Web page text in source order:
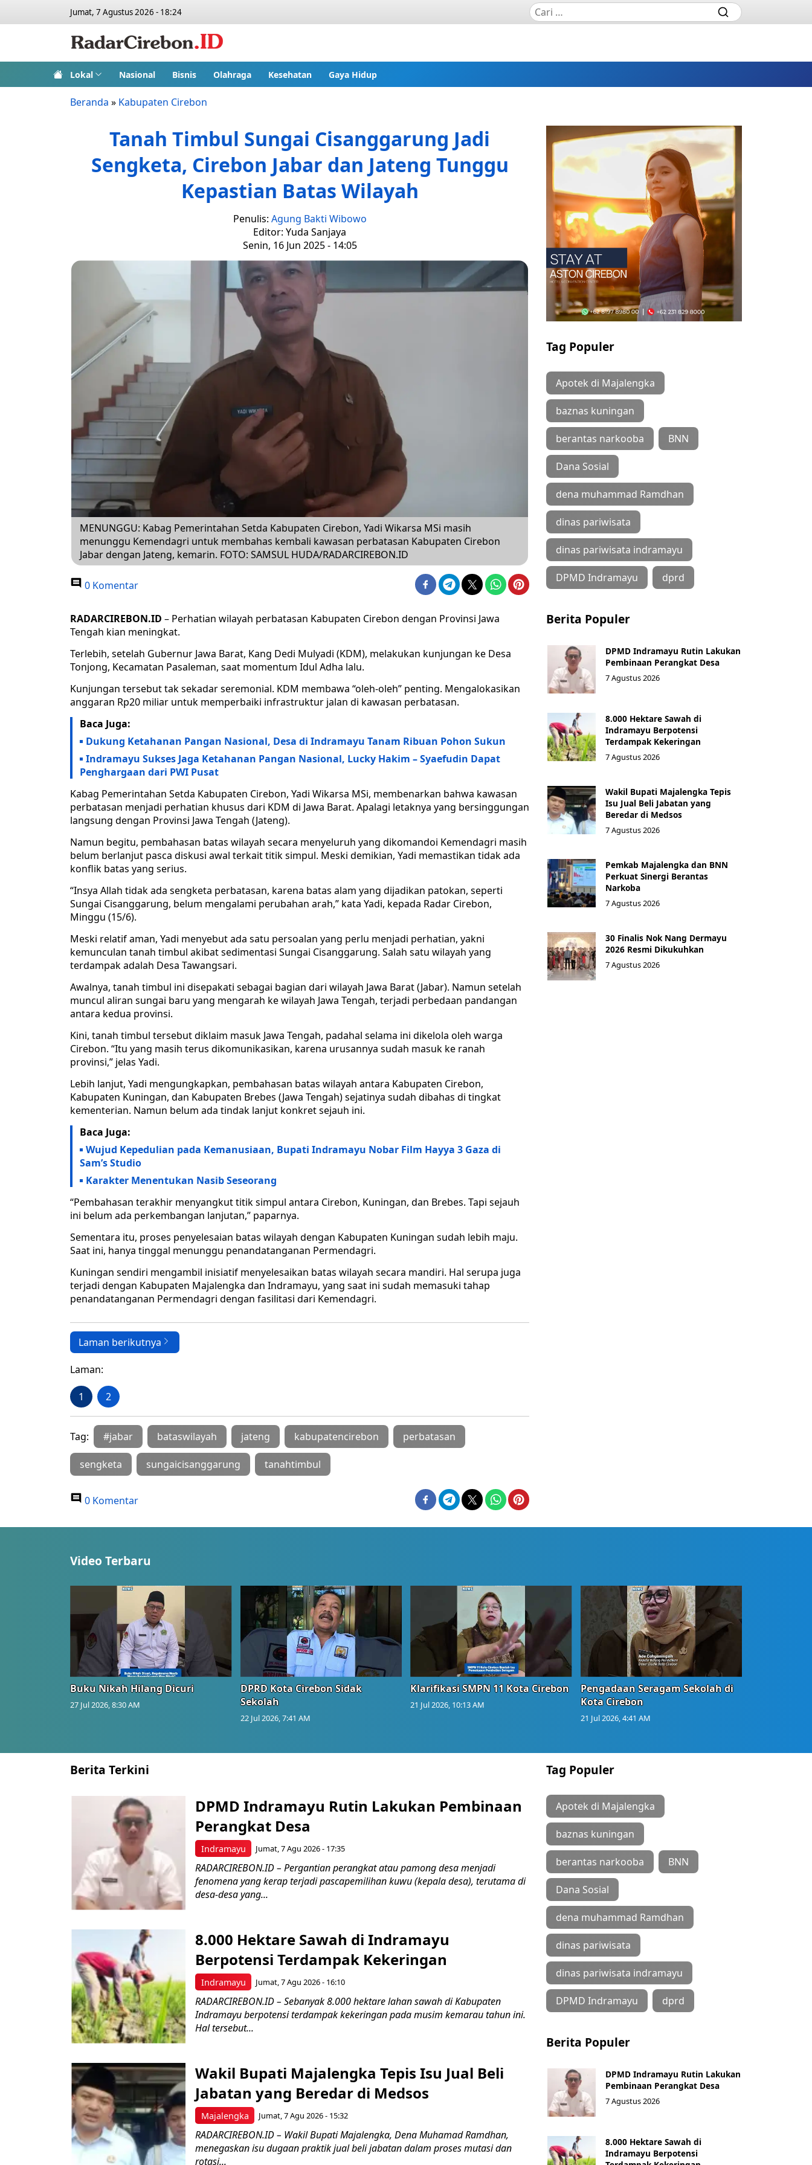
Jumat, 7 Agustus 2026 - 18:24
Lokal Nasional Bisnis Olahraga Kesehatan Gaya Hidup
Beranda » Kabupaten Cirebon
Tanah Timbul Sungai Cisanggarung Jadi
Sengketa, Cirebon Jabar dan Jateng Tunggu
Kepastian Batas Wilayah
Penulis: Agung Bakti Wibowo
Editor: Yuda Sanjaya
Senin, 16 Jun 2025 - 14:05
MENUNGGU: Kabag Pemerintahan Setda Kabupaten Cirebon, Yadi Wikarsa MSi masih
menunggu Kemendagri untuk membahas kembali kawasan perbatasan Kabupaten Cirebon
Jabar dengan Jateng, kemarin. FOTO: SAMSUL HUDA/RADARCIREBON.ID
0 Komentar
RADARCIREBON.ID – Perhatian wilayah perbatasan Kabupaten Cirebon dengan Provinsi Jawa
Tengah kian meningkat.
Terlebih, setelah Gubernur Jawa Barat, Kang Dedi Mulyadi (KDM), melakukan kunjungan ke Desa
Tonjong, Kecamatan Pasaleman, saat momentum Idul Adha lalu.
Kunjungan tersebut tak sekadar seremonial. KDM membawa “oleh-oleh” penting. Mengalokasikan
anggaran Rp20 miliar untuk memperbaiki infrastruktur jalan di kawasan perbatasan.
Baca Juga:
Dukung Ketahanan Pangan Nasional, Desa di Indramayu Tanam Ribuan Pohon Sukun
Indramayu Sukses Jaga Ketahanan Pangan Nasional, Lucky Hakim – Syaefudin Dapat
Penghargaan dari PWI Pusat
Kabag Pemerintahan Setda Kabupaten Cirebon, Yadi Wikarsa MSi, membenarkan bahwa kawasan
perbatasan menjadi perhatian khusus dari KDM di Jawa Barat. Apalagi letaknya yang bersinggungan
langsung dengan Provinsi Jawa Tengah (Jateng).
Namun begitu, pembahasan batas wilayah secara menyeluruh yang dikomandoi Kemendagri masih
belum berlanjut pasca diskusi awal terkait titik simpul. Meski demikian, Yadi memastikan tidak ada
konflik batas yang serius.
“Insya Allah tidak ada sengketa perbatasan, karena batas alam yang dijadikan patokan, seperti
Sungai Cisanggarung, belum mengalami perubahan arah,” kata Yadi, kepada Radar Cirebon,
Minggu (15/6).
Meski relatif aman, Yadi menyebut ada satu persoalan yang perlu menjadi perhatian, yakni
kemunculan tanah timbul akibat sedimentasi Sungai Cisanggarung. Salah satu wilayah yang
terdampak adalah Desa Tawangsari.
Awalnya, tanah timbul ini disepakati sebagai bagian dari wilayah Jawa Barat (Jabar). Namun setelah
muncul aliran sungai baru yang mengarah ke wilayah Jawa Tengah, terjadi perbedaan pandangan
antara kedua provinsi.
Kini, tanah timbul tersebut diklaim masuk Jawa Tengah, padahal selama ini dikelola oleh warga
Cirebon. “Itu yang masih terus dikomunikasikan, karena urusannya sudah masuk ke ranah
provinsi,” jelas Yadi.
Lebih lanjut, Yadi mengungkapkan, pembahasan batas wilayah antara Kabupaten Cirebon,
Kabupaten Kuningan, dan Kabupaten Brebes (Jawa Tengah) sejatinya sudah dibahas di tingkat
kementerian. Namun belum ada tindak lanjut konkret sejauh ini.
Baca Juga:
Wujud Kepedulian pada Kemanusiaan, Bupati Indramayu Nobar Film Hayya 3 Gaza di
Sam’s Studio
Karakter Menentukan Nasib Seseorang
“Pembahasan terakhir menyangkut titik simpul antara Cirebon, Kuningan, dan Brebes. Tapi sejauh
ini belum ada perkembangan lanjutan,” paparnya.
Sementara itu, proses penyelesaian batas wilayah dengan Kabupaten Kuningan sudah lebih maju.
Saat ini, hanya tinggal menunggu penandatanganan Permendagri.
Kuningan sendiri mengambil inisiatif menyelesaikan batas wilayah secara mandiri. Hal serupa juga
terjadi dengan Kabupaten Majalengka dan Indramayu, yang saat ini sudah memasuki tahap
penandatanganan Permendagri dengan fasilitasi dari Kemendagri.
Laman berikutnya
Laman:
1 2
Tag: #jabar bataswilayah jateng kabupatencirebon perbatasan
sengketa sungaicisanggarung tanahtimbul
0 Komentar
Tag Populer
Apotek di Majalengka
baznas kuningan
berantas narkooba BNN
Dana Sosial
dena muhammad Ramdhan
dinas pariwisata
dinas pariwisata indramayu
DPMD Indramayu dprd
Berita Populer
DPMD Indramayu Rutin Lakukan
Pembinaan Perangkat Desa
7 Agustus 2026
8.000 Hektare Sawah di
Indramayu Berpotensi
Terdampak Kekeringan
7 Agustus 2026
Wakil Bupati Majalengka Tepis
Isu Jual Beli Jabatan yang
Beredar di Medsos
7 Agustus 2026
Pemkab Majalengka dan BNN
Perkuat Sinergi Berantas
Narkoba
7 Agustus 2026
30 Finalis Nok Nang Dermayu
2026 Resmi Dikukuhkan
7 Agustus 2026
Video Terbaru
Buku Nikah Hilang Dicuri
27 Jul 2026, 8:30 AM
DPRD Kota Cirebon Sidak
Sekolah
22 Jul 2026, 7:41 AM
Klarifikasi SMPN 11 Kota Cirebon
21 Jul 2026, 10:13 AM
Pengadaan Seragam Sekolah di
Kota Cirebon
21 Jul 2026, 4:41 AM
Berita Terkini
Indramayu
DPMD Indramayu Rutin Lakukan Pembinaan
Perangkat Desa
Jumat, 7 Agu 2026 - 17:35
RADARCIREBON.ID – Pergantian perangkat atau pamong desa menjadi
fenomena yang kerap terjadi pascapemilihan kuwu (kepala desa), terutama di
desa-desa yang...
Indramayu
8.000 Hektare Sawah di Indramayu
Berpotensi Terdampak Kekeringan
Jumat, 7 Agu 2026 - 16:10
RADARCIREBON.ID – Sebanyak 8.000 hektare lahan sawah di Kabupaten
Indramayu berpotensi terdampak kekeringan pada musim kemarau tahun ini.
Hal tersebut...
Majalengka
Wakil Bupati Majalengka Tepis Isu Jual Beli
Jabatan yang Beredar di Medsos
Jumat, 7 Agu 2026 - 15:32
RADARCIREBON.ID – Wakil Bupati Majalengka, Dena Muhamad Ramdhan,
menegaskan isu dugaan praktik jual beli jabatan dalam proses mutasi dan
rotasi...
Tag Populer
Apotek di Majalengka
baznas kuningan
berantas narkooba BNN
Dana Sosial
dena muhammad Ramdhan
dinas pariwisata
dinas pariwisata indramayu
DPMD Indramayu dprd
Berita Populer
DPMD Indramayu Rutin Lakukan
Pembinaan Perangkat Desa
7 Agustus 2026
8.000 Hektare Sawah di
Indramayu Berpotensi